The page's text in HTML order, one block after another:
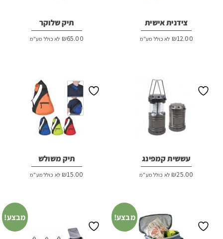
צידנית אישית
₪12.00 לא כולל מע"מ
תיק שלוקר
₪65.00 לא כולל מע"מ
עששית קמפינג
₪25.00 לא כולל מע"מ
תיק משולש
₪15.00 לא כולל מע"מ
מבצע! מבצע!